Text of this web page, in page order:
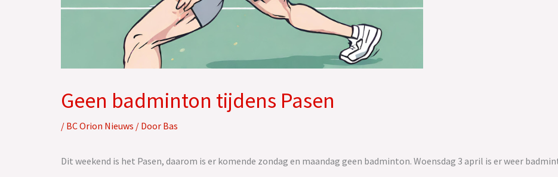
Geen badminton tijdens Pasen
/ BC Orion Nieuws / Door Bas
Dit weekend is het Pasen, daarom is er komende zondag en maandag geen badminton. Woensdag 3 april is er weer